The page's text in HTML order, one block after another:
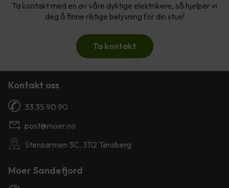
Ta kontakt med en av våre dyktige elektrikere, så hjelper vi
deg å finne riktige belysning for din stue!
Ta kontakt
Kontakt oss
33 35 90 90
post@moer.no
Stensarmen 3C, 3112 Tønsberg
Moer Sandefjord